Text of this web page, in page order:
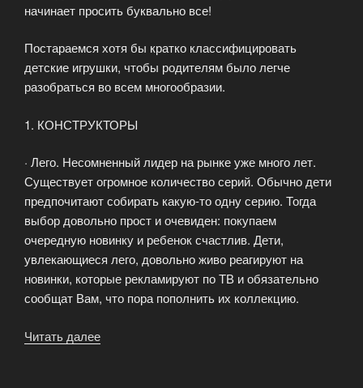
начинает просить буквально все!
Постараемся хотя бы кратко классифицировать
детские игрушки, чтобы родителям было легче
разобраться во всем многообразии.
1. КОНСТРУКТОРЫ
· Лего. Несомненный лидер на рынке уже много лет.
Существует огромное количество серий. Обычно дети
предпочитают собирать какую-то одну серию. Тогда
выбор довольно прост и очевиден: покупаем
очередную новинку и ребенок счастлив. Дети,
увлекающиеся лего, довольно живо реагируют на
новинки, которые рекламируют по ТВ и обязательно
сообщат Вам, что пора пополнить их коллекцию.
Читать далее